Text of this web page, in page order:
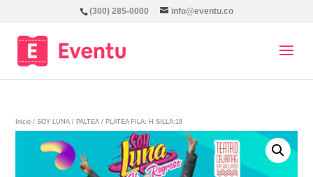
(300) 285-0000 info@eventu.co
Inicio /SOY LUNA / PALTEA / PLATEA FILA: H SILLA:18